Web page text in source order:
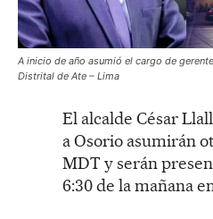
A inicio de año asumió el cargo de
Distrital de Ate – Lima
El alcalde César
a Osorio asumirán
MDT y serán
6:30 de la mañana